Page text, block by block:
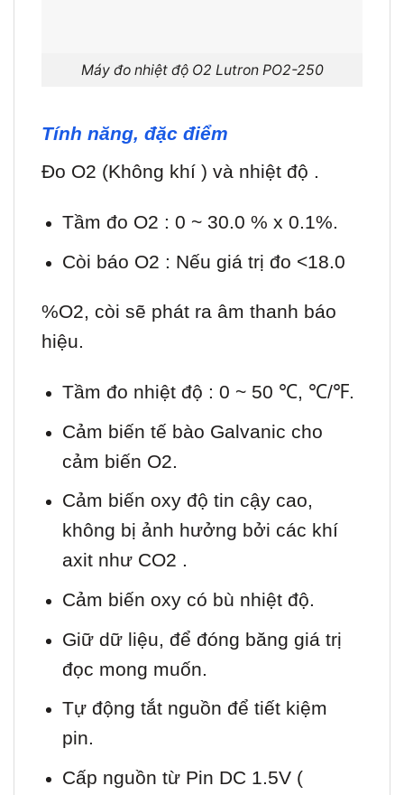
Máy đo nhiệt độ O2 Lutron PO2-250
Tính năng, đặc điểm
Đo O2 (Không khí ) và nhiệt độ .
Tầm đo O2 : 0 ~ 30.0 % x 0.1%.
Còi báo O2 : Nếu giá trị đo <18.0
%O2, còi sẽ phát ra âm thanh báo
hiệu.
Tầm đo nhiệt độ : 0 ~ 50 ℃, ℃/℉.
Cảm biến tế bào Galvanic cho
cảm biến O2.
Cảm biến oxy độ tin cậy cao,
không bị ảnh hưởng bởi các khí
axit như CO2 .
Cảm biến oxy có bù nhiệt độ.
Giữ dữ liệu, để đóng băng giá trị
đọc mong muốn.
Tự động tắt nguồn để tiết kiệm
pin.
Cấp nguồn từ Pin DC 1.5V (